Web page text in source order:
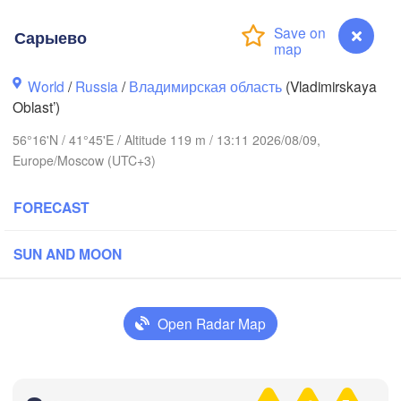
Сарыево
World /Russia /Владимирская область (Vladimirskaya
Oblast’)
56°16'N / 41°45'E / Altitude 119 m / 13:11 2026/08/09,
Europe/Moscow (UTC+3)
FORECAST
SUN AND MOON
Open Radar Map
(Nizhny Novgorod)
Череповец
(Cherepovets)
Вологда
(Vologda)